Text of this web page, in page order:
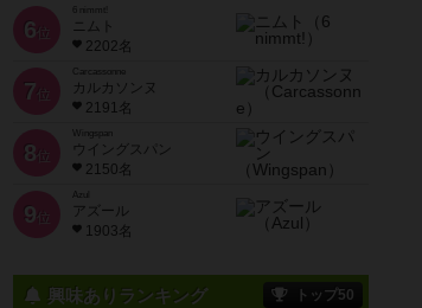
6 位
ニムト
2202名
7 位
Carcassonne
カルカソンヌ
2191名
8 位
Wingspan
ウイングスパン
2150名
9 位
Azul
アズール
1903名
興味ありランキング トップ50